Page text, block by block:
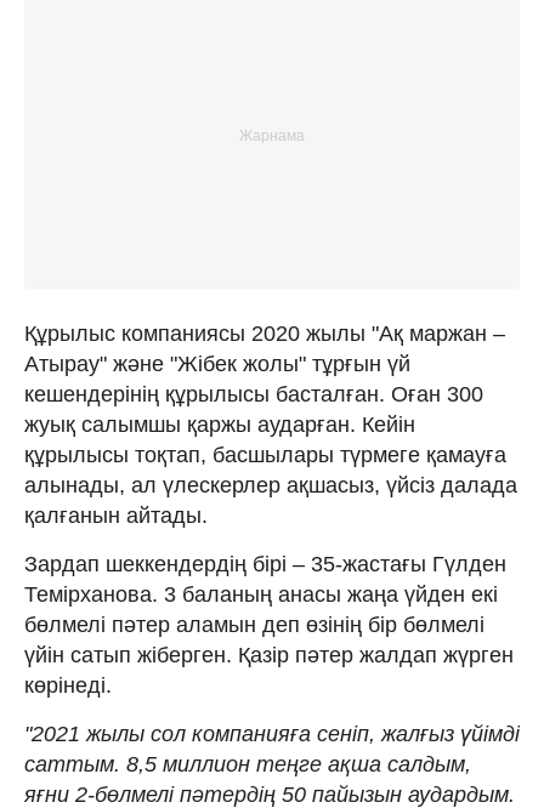
Құрылыс компаниясы 2020 жылы "Ақ маржан –
Атырау" және "Жібек жолы" тұрғын үй
кешендерінің құрылысы басталған. Оған 300
жуық салымшы қаржы аударған. Кейін
құрылысы тоқтап, басшылары түрмеге қамауға
алынады, ал үлескерлер ақшасыз, үйсіз далада
қалғанын айтады.
Зардап шеккендердің бірі – 35-жастағы Гүлден
Темірханова. 3 баланың анасы жаңа үйден екі
бөлмелі пәтер аламын деп өзінің бір бөлмелі
үйін сатып жіберген. Қазір пәтер жалдап жүрген
көрінеді.
"2021 жылы сол компанияға сеніп, жалғыз үйімді
саттым. 8,5 миллион теңге ақша салдым,
яғни 2-бөлмелі пәтердің 50 пайызын аудардым.